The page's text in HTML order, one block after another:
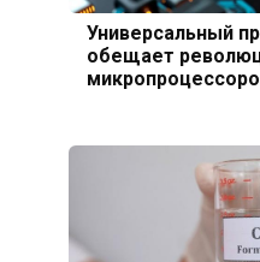
Универсальный
обещает